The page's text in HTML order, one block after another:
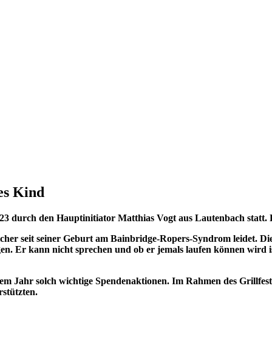
Kind
durch den Hauptinitiator Matthias Vogt aus Lautenbach
seit seiner Geburt am Bainbridge-Ropers-Syndrom leidet.
Er kann nicht sprechen und ob er jemals laufen können wird
Jahr solch wichtige Spendenaktionen. Im Rahmen des